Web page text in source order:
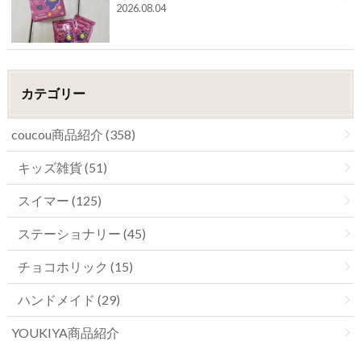
2026.08.04
カテゴリー
coucou商品紹介 (358)
キッズ雑貨 (51)
スイマー (125)
ステーショナリー (45)
チョコホリック (15)
ハンドメイド (29)
YOUKIYA商品紹介